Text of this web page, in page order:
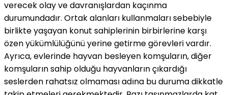
verecek olay ve davranışlardan kaçınma
durumundadır. Ortak alanları kullanmaları sebebiyle
birlikte yaşayan konut sahiplerinin birbirlerine karşı
özen yükümlülüğünü yerine getirme görevleri vardır.
Ayrıca, evlerinde hayvan besleyen komşuların, diğer
komşuların sahip olduğu hayvanların çıkardığı
seslerden rahatsız olmaması adına bu duruma dikkatle